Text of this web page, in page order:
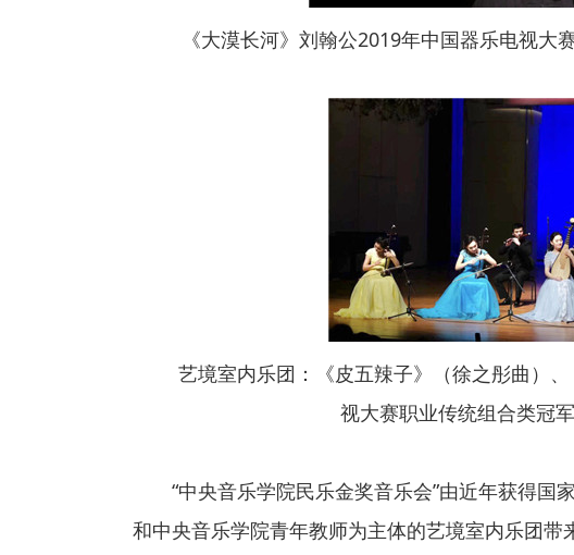
《大漠长河》刘翰公2019年中国器乐电视大赛
艺境室内乐团：《皮五辣子》（徐之彤曲）、
视大赛职业传统组合类冠
“中央音乐学院民乐金奖音乐会”由近年获得国
和中央音乐学院青年教师为主体的艺境室内乐团